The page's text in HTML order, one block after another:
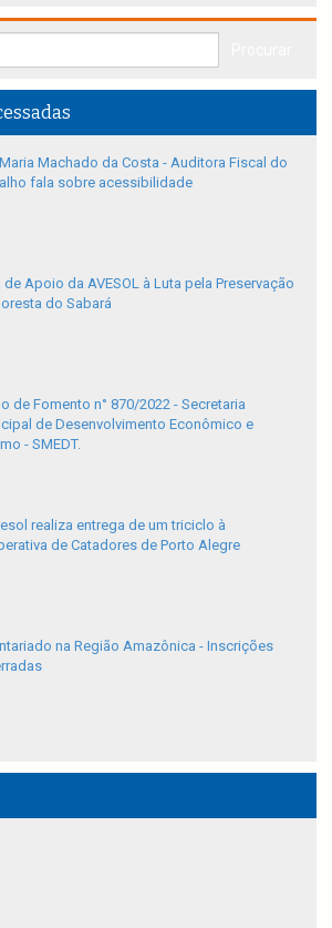
Machado da Costa - Auditora Fiscal do
fala sobre acessibilidade
de Apoio da AVESOL à Luta pela Preservação
do Sabará
de Fomento n° 870/2022 - Secretaria
de Desenvolvimento Econômico e
- SMEDT.
realiza entrega de um triciclo à
de Catadores de Porto Alegre
na Região Amazônica - Inscrições